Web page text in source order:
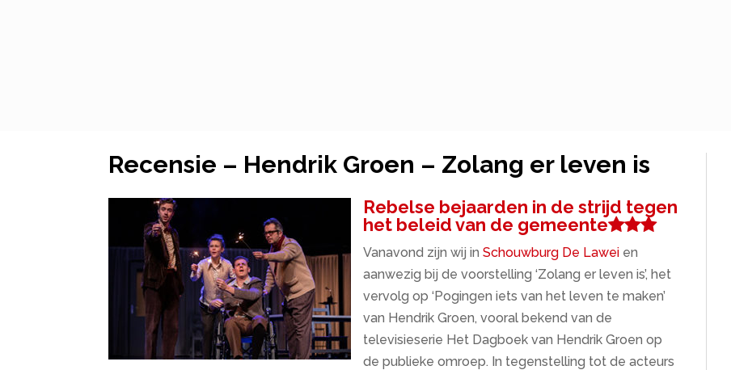
Recensie – Hendrik Groen – Zolang er leven is
Rebelse bejaarden in de strijd tegen
het beleid van de gemeente
Vanavond zijn wij inSchouwburg De Lawei en
aanwezig bij de voorstelling ‘Zolang er leven is’, het
vervolg op ‘Pogingen iets van het leven te maken’
van Hendrik Groen, vooral bekend van de
televisieserie Het Dagboek van Hendrik Groen op
de publieke omroep. In tegenstelling tot de acteurs